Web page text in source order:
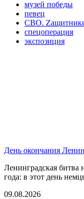
музей победы
певец
СВО.
спецоперация
экспозиция
День окончания
Ленинградская битва
года: в этот день
09.08.2026